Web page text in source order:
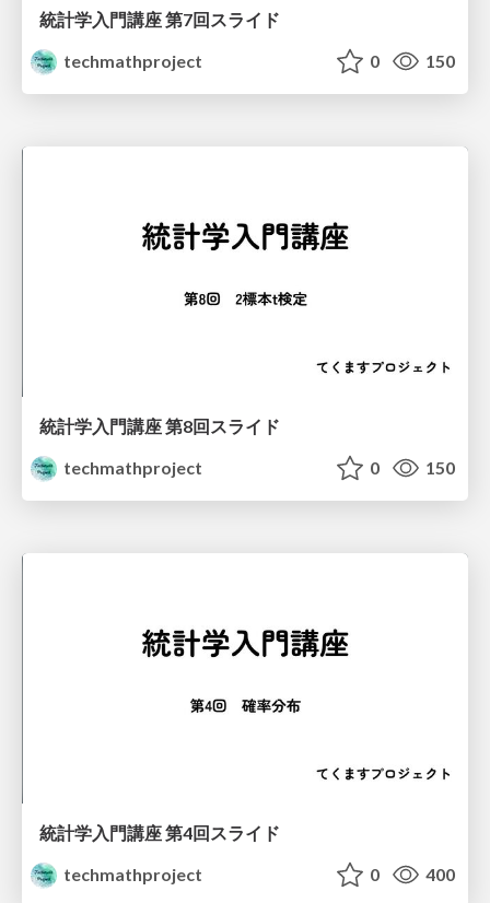
統計学入門講座 第7回スライド
techmathproject
0 150
統計学入門講座 第8回スライド
techmathproject
0 150
統計学入門講座 第4回スライド
techmathproject
0 400